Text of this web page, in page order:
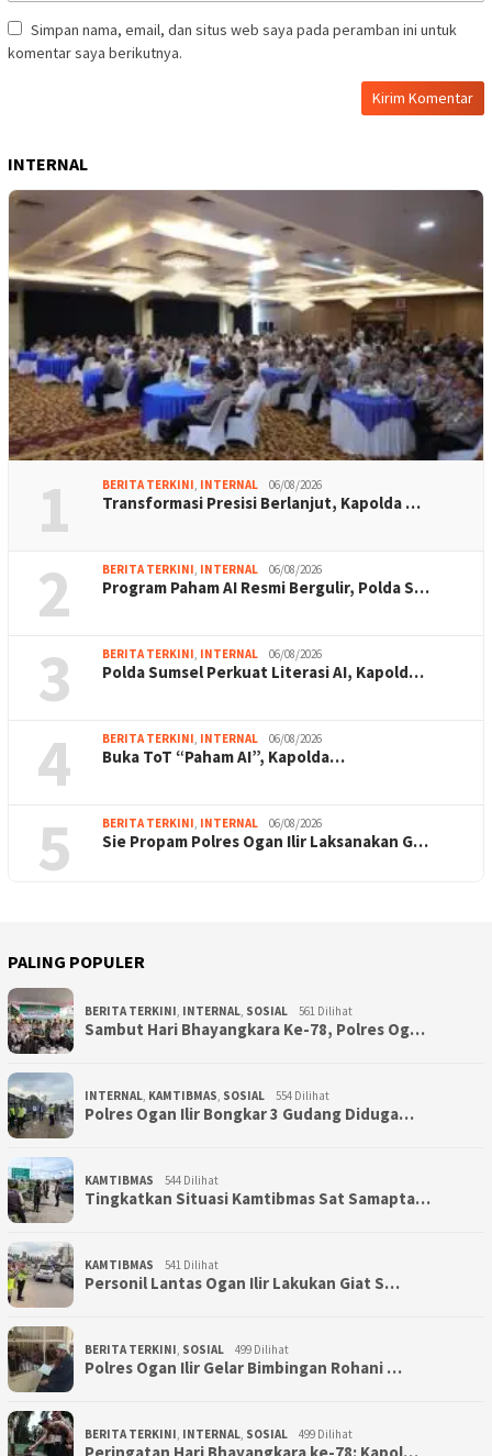
Simpan nama, email, dan situs web saya pada peramban ini untuk
komentar saya berikutnya.
INTERNAL
1 BERITA TERKINI, INTERNAL 06/08/2026
Transformasi Presisi Berlanjut, Kapolda …
2 BERITA TERKINI, INTERNAL 06/08/2026
Program Paham AI Resmi Bergulir, Polda S…
3 BERITA TERKINI, INTERNAL 06/08/2026
Polda Sumsel Perkuat Literasi AI, Kapold…
4 BERITA TERKINI, INTERNAL 06/08/2026
Buka ToT “Paham AI”, Kapolda…
5 BERITA TERKINI, INTERNAL 06/08/2026
Sie Propam Polres Ogan Ilir Laksanakan G…
PALING POPULER
BERITA TERKINI, INTERNAL, SOSIAL 561 Dilihat
Sambut Hari Bhayangkara Ke-78, Polres Og…
INTERNAL, KAMTIBMAS, SOSIAL 554 Dilihat
Polres Ogan Ilir Bongkar 3 Gudang Diduga…
KAMTIBMAS 544 Dilihat
Tingkatkan Situasi Kamtibmas Sat Samapta…
KAMTIBMAS 541 Dilihat
Personil Lantas Ogan Ilir Lakukan Giat S…
BERITA TERKINI, SOSIAL 499 Dilihat
Polres Ogan Ilir Gelar Bimbingan Rohani …
BERITA TERKINI, INTERNAL, SOSIAL 499 Dilihat